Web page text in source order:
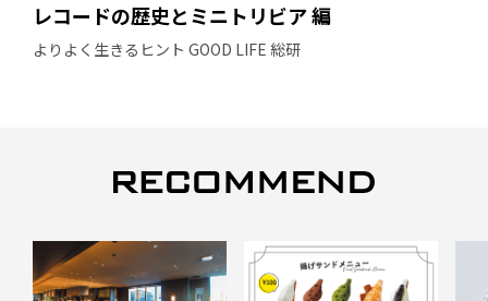
レコードの歴史とミニトリビア 編
よりよく生きるヒント GOOD LIFE 総研